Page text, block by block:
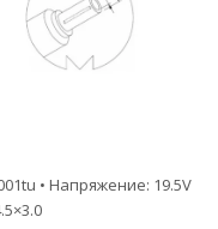
• Напряжение: 19.5V